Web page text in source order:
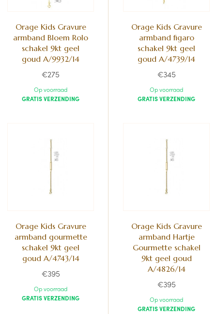
Orage Kids Gravure
armband Bloem Rolo
schakel 9kt geel
goud A/9932/14
€275
Op voorraad
GRATIS VERZENDING
Orage Kids Gravure
armband figaro
schakel 9kt geel
goud A/4739/14
€345
Op voorraad
GRATIS VERZENDING
Orage Kids Gravure
armband gourmette
schakel 9kt geel
goud A/4743/14
€395
Op voorraad
GRATIS VERZENDING
Orage Kids Gravure
armband Hartje
Gourmette schakel
9kt geel goud
A/4826/14
€395
Op voorraad
GRATIS VERZENDING